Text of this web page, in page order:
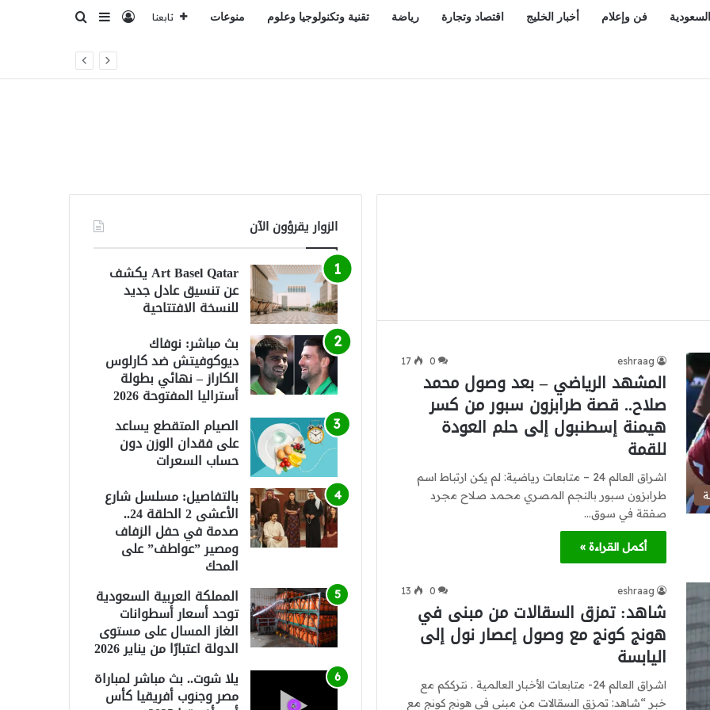
فن وإعلام أخبار الخليج اقتصاد وتجارة رياضة تقنية وتكنولوجيا وعلوم منوعات تابعنا تسجيل الدخول
إضافة عمود
بحث عن
eshraag
0
17
المشهد الرياضي – بعد وصول محمد
صلاح.. قصة طرابزون سبور من كسر
هيمنة إسطنبول إلى حلم العودة
للقمة
اشراق العالم 24 – متابعات رياضية: لم يكن ارتباط اسم
طرابزون سبور بالنجم المصري محمد صلاح مجرد
صفقة في سوق…
أكمل القراءة »
eshraag
0
13
شاهد: تمزق السقالات من مبنى في
هونج كونج مع وصول إعصار نول إلى
اليابسة
اشراق العالم 24- متابعات الأخبار العالمية . نترككم مع
خبر “شاهد: تمزق السقالات من مبنى في هونج كونج مع
الزوار يقرؤون الآن
Art Basel Qatar يكشف
عن تنسيق عادل جديد
للنسخة الافتتاحية
بث مباشر: نوفاك
ديوكوفيتش ضد كارلوس
الكاراز – نهائي بطولة
أستراليا المفتوحة 2026
الصيام المتقطع يساعد
على فقدان الوزن دون
حساب السعرات
بالتفاصيل: مسلسل شارع
الأعشى 2 الحلقة 24..
صدمة في حفل الزفاف
ومصير ”عواطف” على
المحك
المملكة العربية السعودية
توحد أسعار أسطوانات
الغاز المسال على مستوى
الدولة اعتبارًا من يناير 2026
يلا شوت.. بث مباشر لمباراة
مصر وجنوب أفريقيا كأس